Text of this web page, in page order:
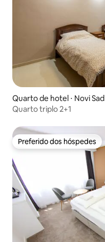
Quarto de hotel ⋅ Novi Sad
Quarto triplo 2+1
Preferido dos hóspedes
Preferido dos hóspedes